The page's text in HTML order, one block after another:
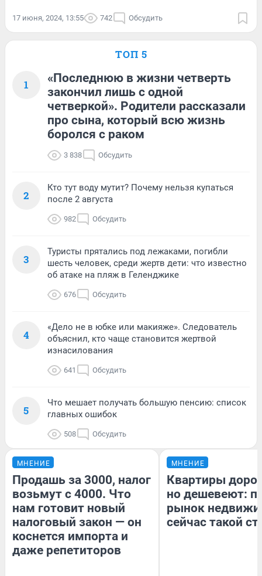
17 июня, 2024, 13:55 742 Обсудить
ТОП 5
1
«Последнюю в жизни четверть
закончил лишь с одной
четверкой». Родители рассказали
про сына, который всю жизнь
боролся с раком
3 838 Обсудить
2
Кто тут воду мутит? Почему нельзя купаться
после 2 августа
982 Обсудить
3
Туристы прятались под лежаками, погибли
шесть человек, среди жертв дети: что известно
об атаке на пляж в Геленджике
676 Обсудить
4
«Дело не в юбке или макияже». Следователь
объяснил, кто чаще становится жертвой
изнасилования
641 Обсудить
5
Что мешает получать большую пенсию: список
главных ошибок
508 Обсудить
МНЕНИЕ
Продашь за 3000, налог
возьмут с 4000. Что
нам готовит новый
налоговый закон — он
коснется импорта и
даже репетиторов
МНЕНИЕ
Квартиры
но дешевеют:
рынок
сейчас такой